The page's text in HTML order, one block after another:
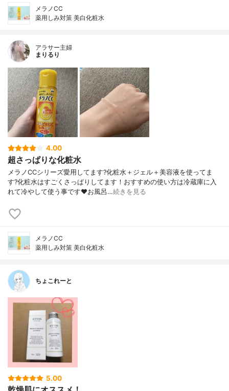
メラノCC
薬用しみ対策 美白化粧水
アラサー主婦
まりるり
4.00
超さっぱりな化粧水
メラノCCシリーズ愛用してます?化粧水＋ジェル＋美容液を使ってま
す?化粧水はすごくさっぱりしてます！おすすめの使い方は冷蔵庫に入
れて冷やして使う事です❤️お風呂…続きを見る
メラノCC
薬用しみ対策 美白化粧水
ちょこれーと
5.00